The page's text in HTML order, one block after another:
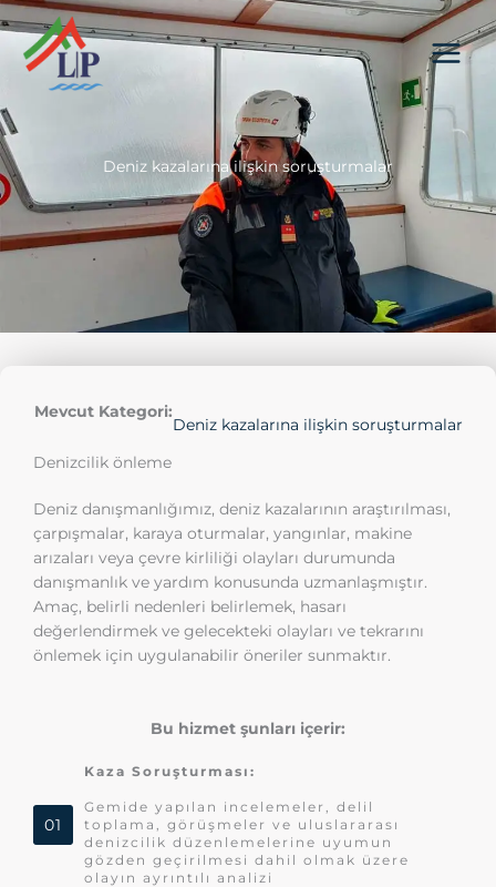
İçeriğe
atla
Deniz kazalarına ilişkin soruşturmalar
Mevcut Kategori:
Deniz kazalarına ilişkin soruşturmalar
Denizcilik önleme
Deniz danışmanlığımız, deniz kazalarının araştırılması,
çarpışmalar, karaya oturmalar, yangınlar, makine
arızaları veya çevre kirliliği olayları durumunda
danışmanlık ve yardım konusunda uzmanlaşmıştır.
Amaç, belirli nedenleri belirlemek, hasarı
değerlendirmek ve gelecekteki olayları ve tekrarını
önlemek için uygulanabilir öneriler sunmaktır.
Bu hizmet şunları içerir:
01
Kaza Soruşturması:
Gemide yapılan incelemeler, delil
toplama, görüşmeler ve uluslararası
denizcilik düzenlemelerine uyumun
gözden geçirilmesi dahil olmak üzere
olayın ayrıntılı analizi